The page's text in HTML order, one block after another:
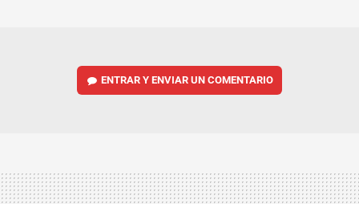
ENTRAR Y ENVIAR UN COMENTARIO